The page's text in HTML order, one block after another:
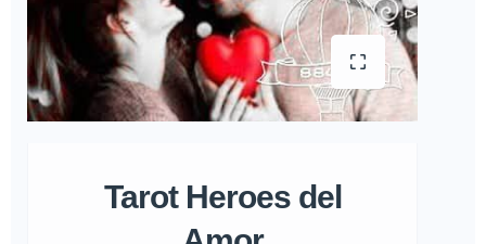
Tarot Heroes del